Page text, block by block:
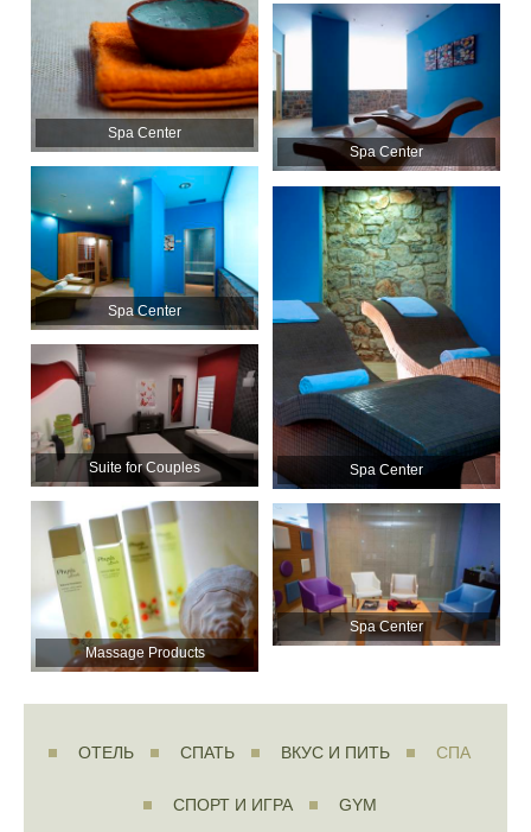
Spa Center
Spa Center
Spa Center
Spa Center
Suite for Couples
Massage Products
Spa Center
ОТЕЛЬ СПАТЬ ВКУС И ПИТЬ СПА
СПОРТ И ИГРА GYM